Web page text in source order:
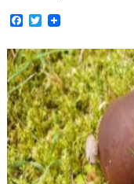
Facebook
Twitter